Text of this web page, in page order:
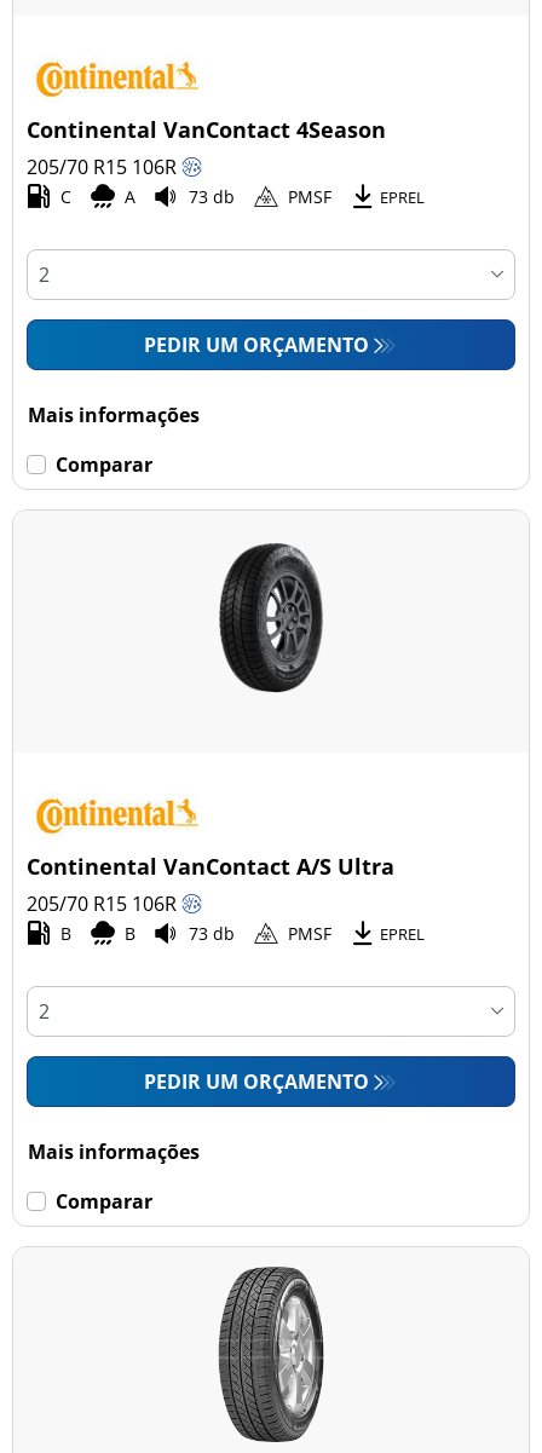
Continental VanContact 4Season
205/70 R15 106R
C A 73 db PMSF EPREL
PEDIR UM ORÇAMENTO
Mais informações
Comparar
Continental VanContact A/S Ultra
205/70 R15 106R
B B 73 db PMSF EPREL
PEDIR UM ORÇAMENTO
Mais informações
Comparar